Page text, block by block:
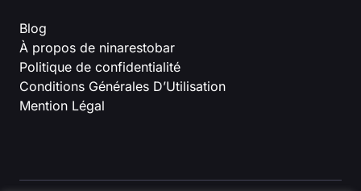
Blog
À propos de ninarestobar
Politique de confidentialité
Conditions Générales D’Utilisation
Mention Légal